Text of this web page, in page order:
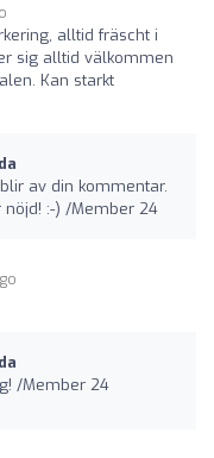
alltid fräscht i
sig alltid välkommen
Kan starkt
av din kommentar.
:-) /Member 24
/Member 24